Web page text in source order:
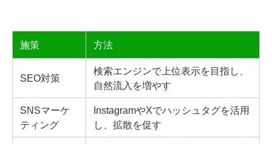
施策 方法
SEO対策
検索エンジンで上位表示を目指し、
自然流入を増やす
SNSマーケ
ティング
InstagramやXでハッシュタグを活用
し、拡散を促す